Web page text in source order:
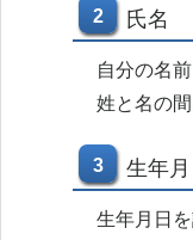
2 氏名
自分の名
姓と名の
3 生年月
生年月日を